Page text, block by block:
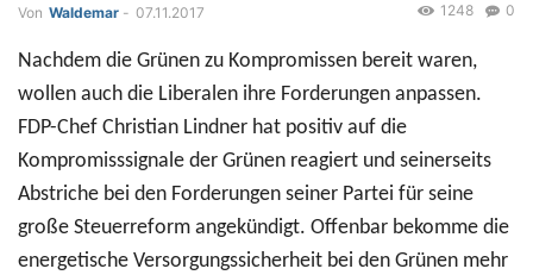
Von Waldemar - 07.11.2017 0
1248
Nachdem die Grünen zu Kompromissen bereit waren,
wollen auch die Liberalen ihre Forderungen anpassen.
FDP-Chef Christian Lindner hat positiv auf die
Kompromisssignale der Grünen reagiert und seinerseits
Abstriche bei den Forderungen seiner Partei für seine
große Steuerreform angekündigt. Offenbar bekomme die
energetische Versorgungssicherheit bei den Grünen mehr